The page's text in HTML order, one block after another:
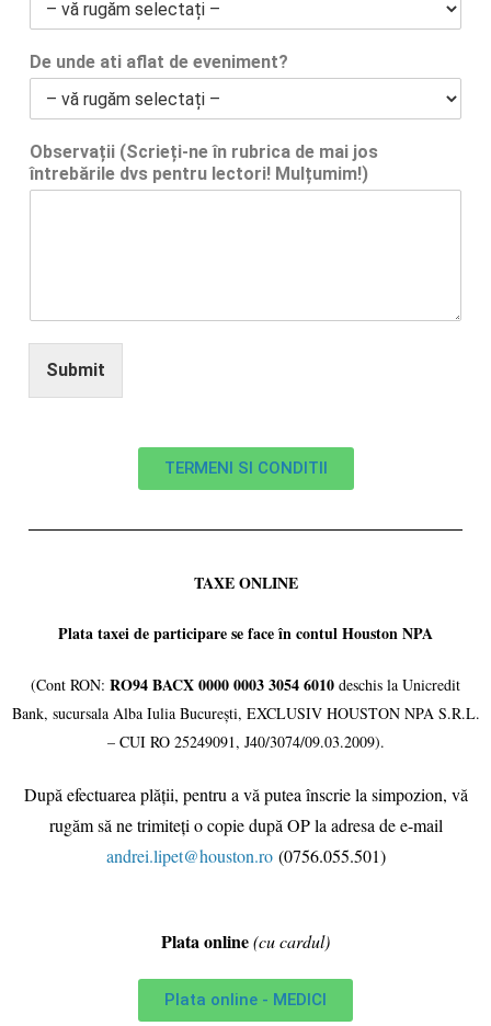
De unde ati aflat de eveniment?
Observații (Scrieți-ne în rubrica de mai jos
întrebările dvs pentru lectori! Mulțumim!)
Submit
TERMENI SI CONDITII
TAXE ONLINE
Plata taxei de participare se face în contul Houston NPA
(Cont RON: RO94 BACX 0000 0003 3054 6010 deschis la Unicredit
Bank, sucursala Alba Iulia București, EXCLUSIV HOUSTON NPA S.R.L.
– CUI RO 25249091, J40/3074/09.03.2009).
După efectuarea plății, pentru a vă putea înscrie la simpozion, vă
rugăm să ne trimiteți o copie după OP la adresa de e-mail
andrei.lipet@houston.ro(0756.055.501)
Plata online(cu cardul)
Plata online - MEDICI